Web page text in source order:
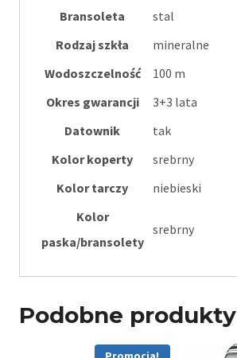
Bransoleta
stal
Rodzaj szkła
mineralne
Wodoszczelność
100 m
Okres gwarancji
3+3 lata
Datownik
tak
Kolor koperty
srebrny
Kolor tarczy
niebieski
Kolor
paska/bransolety
srebrny
Podobne produkty